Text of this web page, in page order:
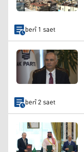
berî 1 saet
berî 2 saet